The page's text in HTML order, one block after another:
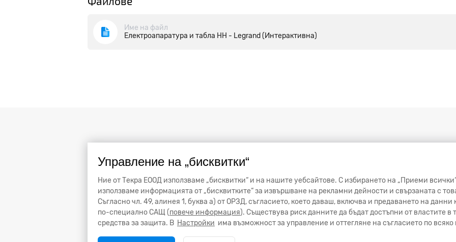
Управление на „бисквитки“
Ние от Текра ЕООД използваме „бисквитки“ и на нашите уебсайтове. С избирането на „Приеми
използваме информацията от „бисквитките“ за извършване на рекламни дейности и свързаната с
Съгласно чл. 49, алинея 1, буква а) от ОРЗД, съгласието, което даваш, включва и предаването на
по-специално САЩ (повече информация). Съществува риск данните да бъдат достъпни от властите
средства за защита. В Настройки има възможност за управление и оттегляне на съгласието по всяко
Име на файл
Електроапаратура и табла НН - Legrand (Интерактивна)